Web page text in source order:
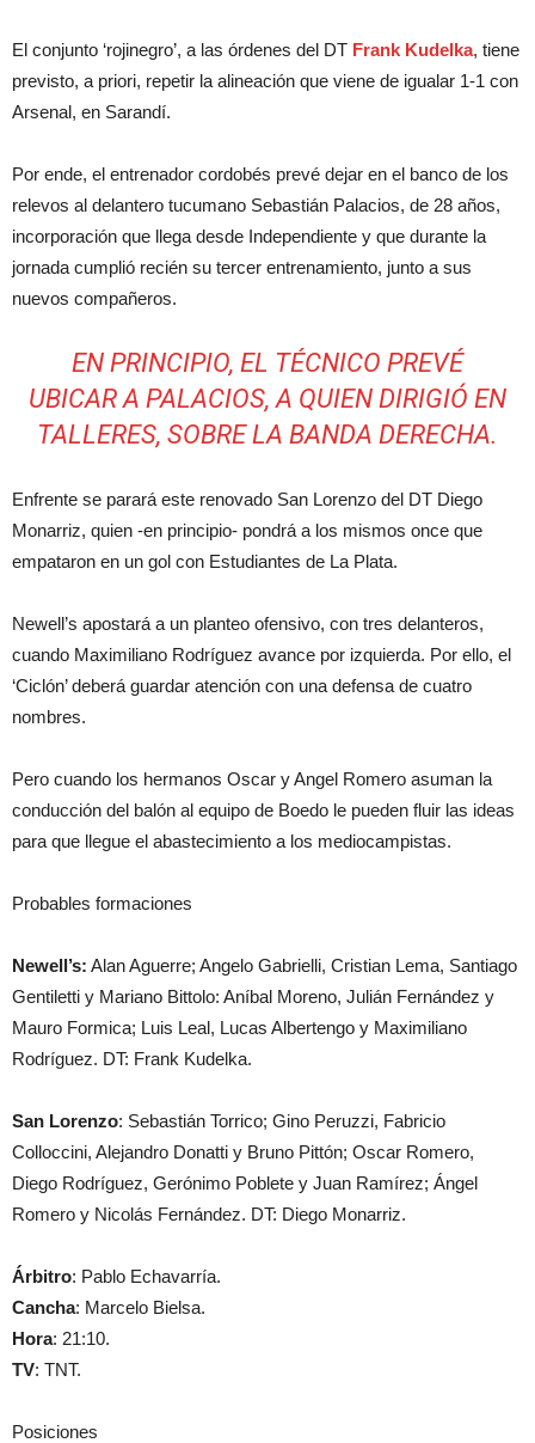
El conjunto ‘rojinegro’, a las órdenes del DT Frank Kudelka, tiene
previsto, a priori, repetir la alineación que viene de igualar 1-1 con
Arsenal, en Sarandí.
Por ende, el entrenador cordobés prevé dejar en el banco de los
relevos al delantero tucumano Sebastián Palacios, de 28 años,
incorporación que llega desde Independiente y que durante la
jornada cumplió recién su tercer entrenamiento, junto a sus
nuevos compañeros.
EN PRINCIPIO, EL TÉCNICO PREVÉ
UBICAR A PALACIOS, A QUIEN DIRIGIÓ EN
TALLERES, SOBRE LA BANDA DERECHA.
Enfrente se parará este renovado San Lorenzo del DT Diego
Monarriz, quien -en principio- pondrá a los mismos once que
empataron en un gol con Estudiantes de La Plata.
Newell’s apostará a un planteo ofensivo, con tres delanteros,
cuando Maximiliano Rodríguez avance por izquierda. Por ello, el
‘Ciclón’ deberá guardar atención con una defensa de cuatro
nombres.
Pero cuando los hermanos Oscar y Angel Romero asuman la
conducción del balón al equipo de Boedo le pueden fluir las ideas
para que llegue el abastecimiento a los mediocampistas.
Probables formaciones
Newell’s: Alan Aguerre; Angelo Gabrielli, Cristian Lema, Santiago
Gentiletti y Mariano Bittolo: Aníbal Moreno, Julián Fernández y
Mauro Formica; Luis Leal, Lucas Albertengo y Maximiliano
Rodríguez. DT: Frank Kudelka.
San Lorenzo: Sebastián Torrico; Gino Peruzzi, Fabricio
Colloccini, Alejandro Donatti y Bruno Pittón; Oscar Romero,
Diego Rodríguez, Gerónimo Poblete y Juan Ramírez; Ángel
Romero y Nicolás Fernández. DT: Diego Monarriz.
Árbitro: Pablo Echavarría.
Cancha: Marcelo Bielsa.
Hora: 21:10.
TV: TNT.
Posiciones